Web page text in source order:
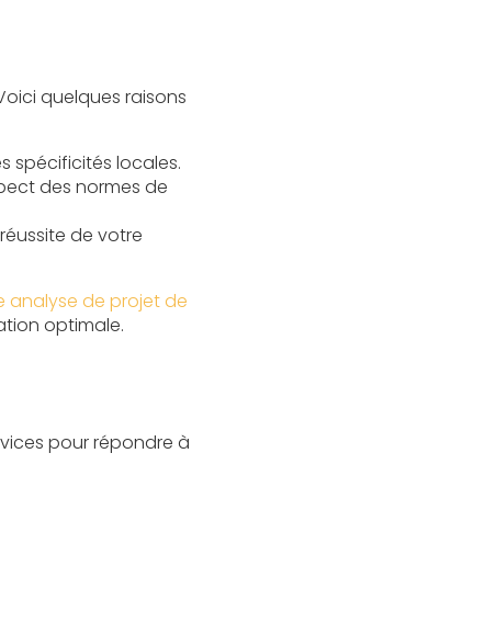
quelques raisons
spécificités locales.
des normes de
de votre
analyse de projet de
optimale.
pour répondre à